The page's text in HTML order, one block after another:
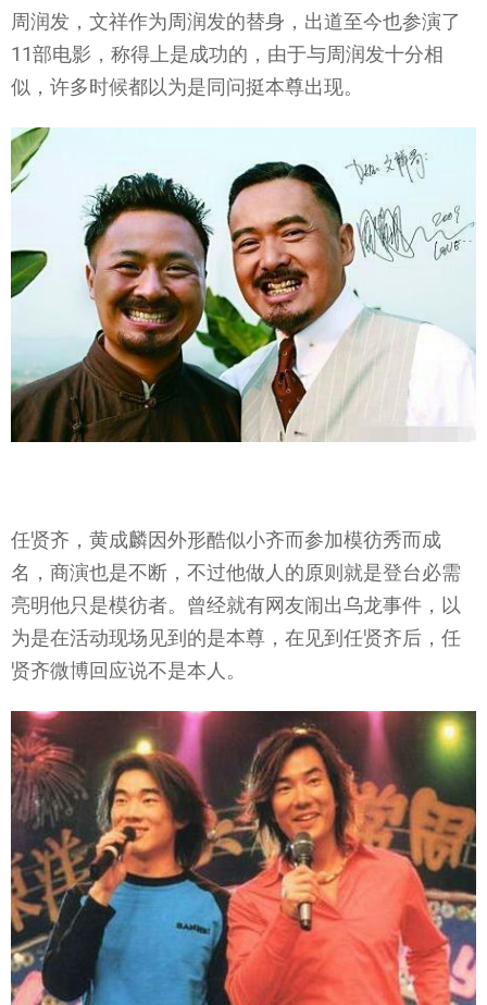
周润发，文祥作为周润发的替身，出道至今也参演了
11部电影，称得上是成功的，由于与周润发十分相
似，许多时候都以为是同问挺本尊出现。
任贤齐，黄成麟因外形酷似小齐而参加模彷秀而成
名，商演也是不断，不过他做人的原则就是登台必需
亮明他只是模彷者。曾经就有网友闹出乌龙事件，以
为是在活动现场见到的是本尊，在见到任贤齐后，任
贤齐微博回应说不是本人。